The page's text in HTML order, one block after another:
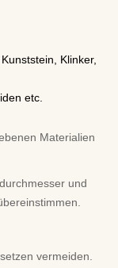
Klinker,
etc.
Mate­rialien
und
vermeiden.